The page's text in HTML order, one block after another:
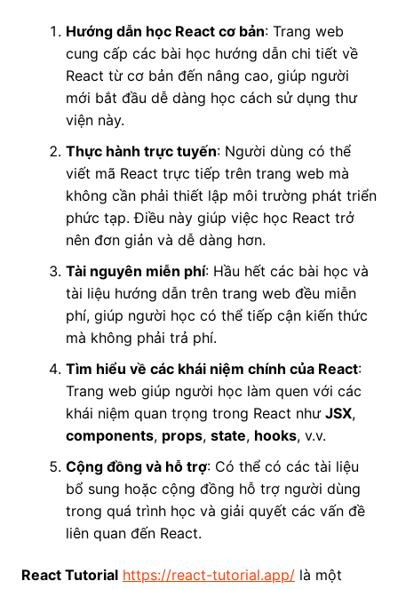
Hướng dẫn học React cơ bản: Trang web
cung cấp các bài học hướng dẫn chi tiết về
React từ cơ bản đến nâng cao, giúp người
mới bắt đầu dễ dàng học cách sử dụng thư
viện này.
Thực hành trực tuyến: Người dùng có thể
viết mã React trực tiếp trên trang web mà
không cần phải thiết lập môi trường phát triển
phức tạp. Điều này giúp việc học React trở
nên đơn giản và dễ dàng hơn.
Tài nguyên miễn phí: Hầu hết các bài học và
tài liệu hướng dẫn trên trang web đều miễn
phí, giúp người học có thể tiếp cận kiến thức
mà không phải trả phí.
Tìm hiểu về các khái niệm chính của React:
Trang web giúp người học làm quen với các
khái niệm quan trọng trong React như JSX,
components, props, state, hooks, v.v.
Cộng đồng và hỗ trợ: Có thể có các tài liệu
bổ sung hoặc cộng đồng hỗ trợ người dùng
trong quá trình học và giải quyết các vấn đề
liên quan đến React.
React Tutorial https://react-tutorial.app/là một